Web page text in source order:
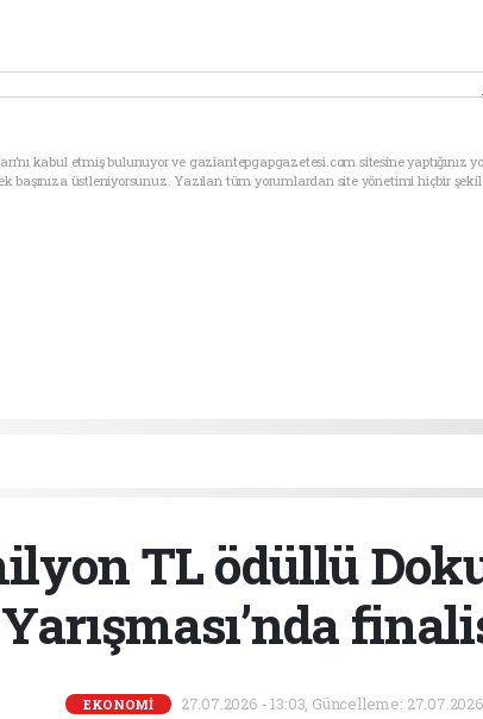
kabul etmiş bulunuyor ve gaziantepgapgazetesi.com sitesine yaptığınız
başınıza üstleniyorsunuz. Yazılan tüm yorumlardan site yönetimi hiçbir
TL ödüllü
Yarışması’nda
EKONOMİ 27.07.2026 - 13:03, Güncelleme: